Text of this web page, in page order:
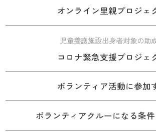
オンライン里親プロジェ
児童養護施設出身者対象の助
コロナ緊急支援プロジェ
ボランティア活動に参加
ボランティアクルーになる条